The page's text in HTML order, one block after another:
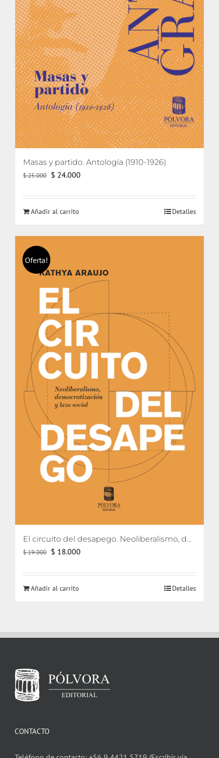
Masas y partido. Antología (1910-1926)
$25.000 El
original
era:
$ 24.000
actual
Añadir al carrito Detalles
Oferta!
El circuito del desapego. Neoliberalismo, democratización y lazo social
$19.000 El
original
era:
$ 18.000
actual
Añadir al carrito Detalles
CONTACTO